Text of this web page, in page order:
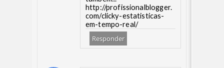
http://profissionalblogger.
com/clicky-estatisticas-
em-tempo-real/
Responder